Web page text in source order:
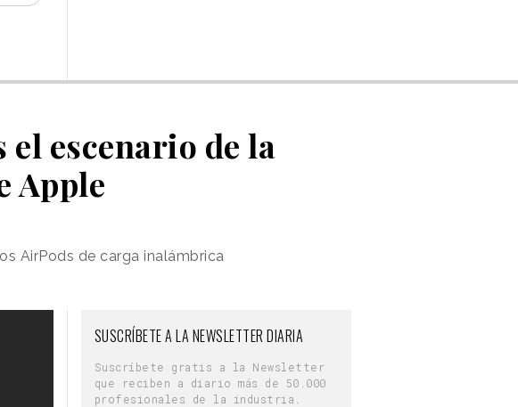
escenario de la
Apple
AirPods de carga inalámbrica
SUSCRÍBETE A LA NEWSLETTER DIARIA
Suscríbete gratis a la Newsletter
que reciben a diario más de 50.000
profesionales de la industria.